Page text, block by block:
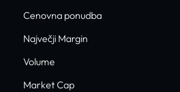
Cenovna ponudba
Največji Margin
Volume
Market Cap